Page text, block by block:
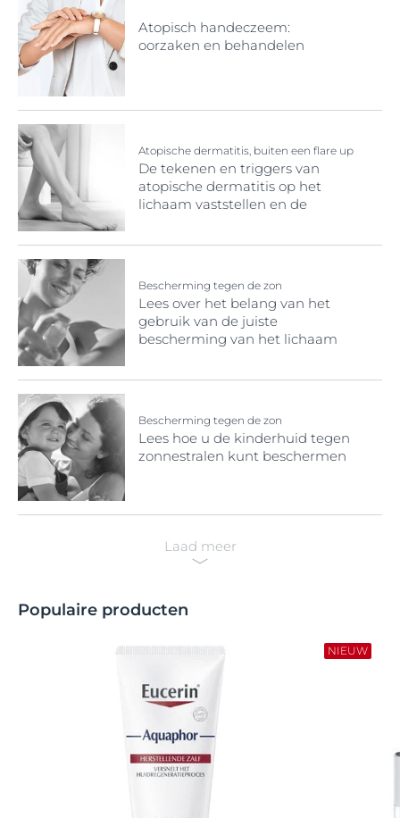
Atopisch handeczeem:
oorzaken en behandelen
Atopische dermatitis, buiten een flare up
De tekenen en triggers van
atopische dermatitis op het
lichaam vaststellen en de
Bescherming tegen de zon
Lees over het belang van het
gebruik van de juiste
bescherming van het lichaam
Bescherming tegen de zon
Lees hoe u de kinderhuid tegen
zonnestralen kunt beschermen
Laad meer
Populaire producten
NIEUW